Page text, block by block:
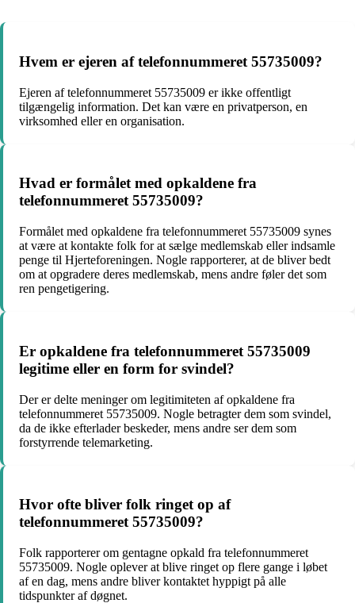
Hvem er ejeren af telefonnummeret 55735009?
Ejeren af telefonnummeret 55735009 er ikke offentligt
tilgængelig information. Det kan være en privatperson, en
virksomhed eller en organisation.
Hvad er formålet med opkaldene fra
telefonnummeret 55735009?
Formålet med opkaldene fra telefonnummeret 55735009 synes
at være at kontakte folk for at sælge medlemskab eller indsamle
penge til Hjerteforeningen. Nogle rapporterer, at de bliver bedt
om at opgradere deres medlemskab, mens andre føler det som
ren pengetigering.
Er opkaldene fra telefonnummeret 55735009
legitime eller en form for svindel?
Der er delte meninger om legitimiteten af opkaldene fra
telefonnummeret 55735009. Nogle betragter dem som svindel,
da de ikke efterlader beskeder, mens andre ser dem som
forstyrrende telemarketing.
Hvor ofte bliver folk ringet op af
telefonnummeret 55735009?
Folk rapporterer om gentagne opkald fra telefonnummeret
55735009. Nogle oplever at blive ringet op flere gange i løbet
af en dag, mens andre bliver kontaktet hyppigt på alle
tidspunkter af døgnet.